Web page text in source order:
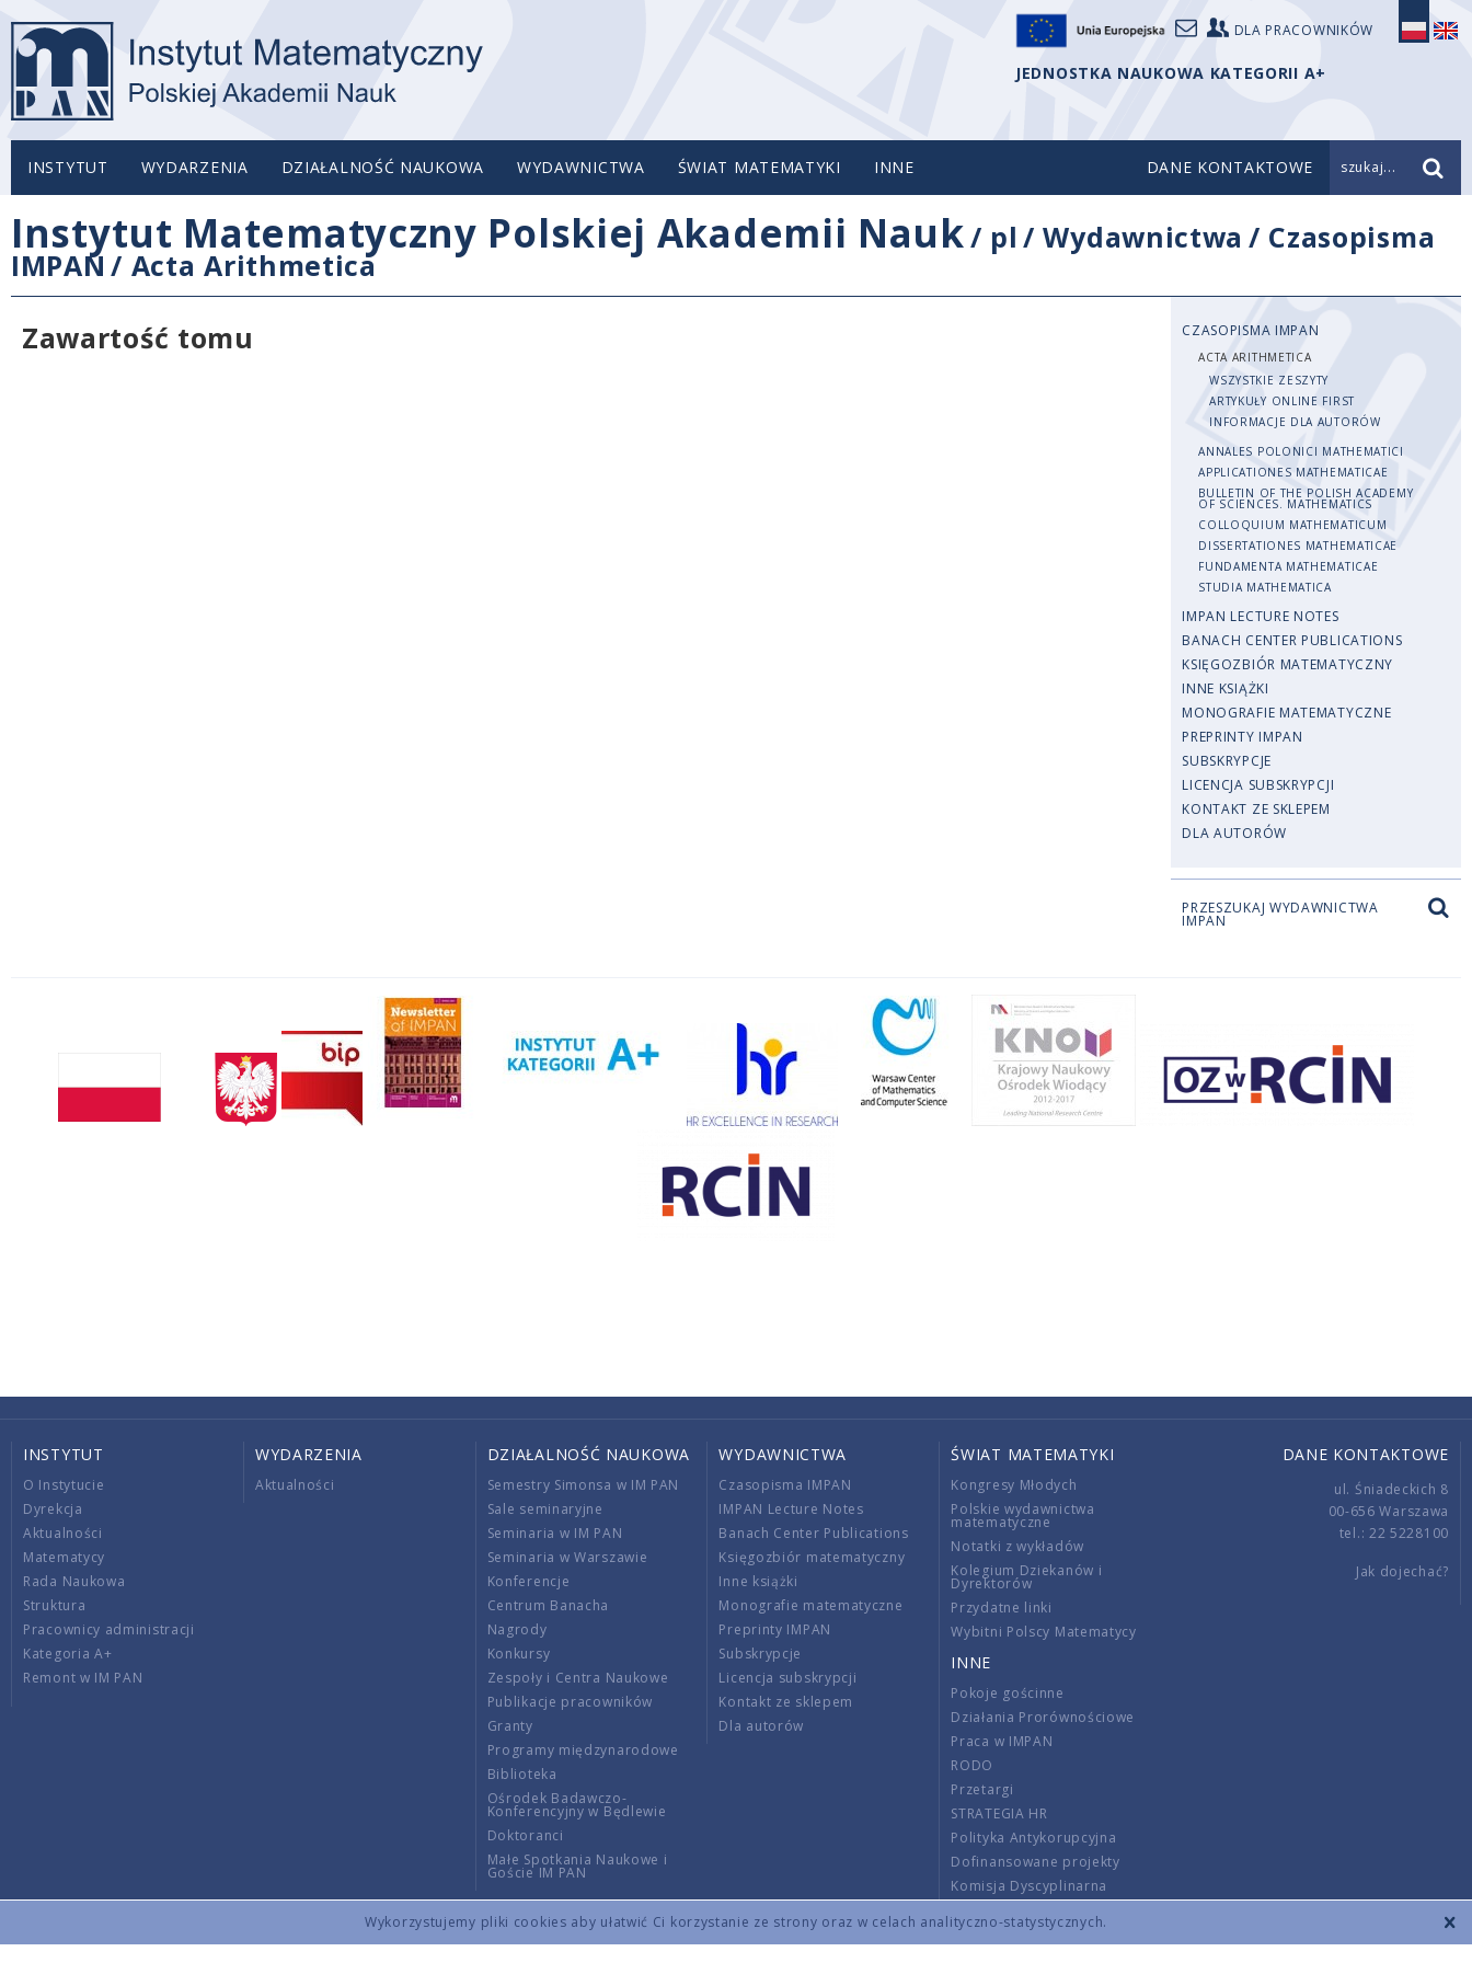
Wykorzystujemy pliki cookies aby ułatwić Ci korzystanie ze strony oraz w celach analityczno-statystycznych.
DLA PRACOWNIKÓW
JEDNOSTKA NAUKOWA KATEGORII A+
INSTYTUT WYDARZENIA DZIAŁALNOŚĆ NAUKOWA WYDAWNICTWA ŚWIAT MATEMATYKI INNE DANE KONTAKTOWE szukaj...
Instytut Matematyczny Polskiej Akademii Nauk/ pl /Wydawnictwa / Czasopisma
IMPAN / Acta Arithmetica
Zawartość tomu
CZASOPISMA IMPAN
ACTA ARITHMETICA
WSZYSTKIE ZESZYTY
ARTYKUŁY ONLINE FIRST
INFORMACJE DLA AUTORÓW
ANNALES POLONICI MATHEMATICI
APPLICATIONES MATHEMATICAE
BULLETIN OF THE POLISH ACADEMY
OF SCIENCES. MATHEMATICS
COLLOQUIUM MATHEMATICUM
DISSERTATIONES MATHEMATICAE
FUNDAMENTA MATHEMATICAE
STUDIA MATHEMATICA
IMPAN LECTURE NOTES
BANACH CENTER PUBLICATIONS
KSIĘGOZBIÓR MATEMATYCZNY
INNE KSIĄŻKI
MONOGRAFIE MATEMATYCZNE
PREPRINTY IMPAN
SUBSKRYPCJE
LICENCJA SUBSKRYPCJI
KONTAKT ZE SKLEPEM
DLA AUTORÓW
PRZESZUKAJ WYDAWNICTWA
IMPAN
INSTYTUT
O Instytucie
Dyrekcja
Aktualności
Matematycy
Rada Naukowa
Struktura
Pracownicy administracji
Kategoria A+
Remont w IM PAN
WYDARZENIA
Aktualności
DZIAŁALNOŚĆ NAUKOWA
Semestry Simonsa w IM PAN
Sale seminaryjne
Seminaria w IM PAN
Seminaria w Warszawie
Konferencje
Centrum Banacha
Nagrody
Konkursy
Zespoły i Centra Naukowe
Publikacje pracowników
Granty
Programy międzynarodowe
Biblioteka
Ośrodek Badawczo-
Konferencyjny w Będlewie
Doktoranci
Małe Spotkania Naukowe i
Goście IM PAN
WYDAWNICTWA
Czasopisma IMPAN
IMPAN Lecture Notes
Banach Center Publications
Księgozbiór matematyczny
Inne książki
Monografie matematyczne
Preprinty IMPAN
Subskrypcje
Licencja subskrypcji
Kontakt ze sklepem
Dla autorów
ŚWIAT MATEMATYKI
Kongresy Młodych
Polskie wydawnictwa
matematyczne
Notatki z wykładów
Kolegium Dziekanów i
Dyrektorów
Przydatne linki
Wybitni Polscy Matematycy
INNE
Pokoje gościnne
Działania Prorównościowe
Praca w IMPAN
RODO
Przetargi
STRATEGIA HR
Polityka Antykorupcyjna
Dofinansowane projekty
Komisja Dyscyplinarna
Wnoszenie opłat
DANE KONTAKTOWE
ul. Śniadeckich 8
00-656 Warszawa
tel.: 22 5228100
Jak dojechać?